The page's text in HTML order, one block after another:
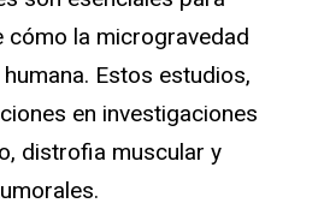
la microgravedad
Estos estudios,
en investigaciones
distrofia muscular y